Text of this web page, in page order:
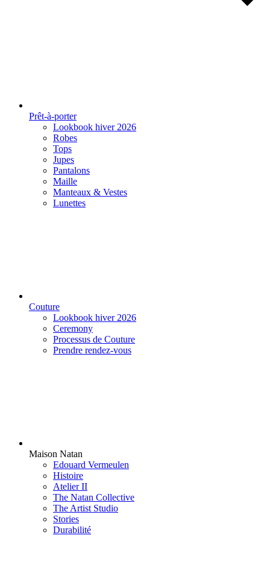
Prêt-à-porter
Lookbook hiver 2026
Robes
Tops
Jupes
Pantalons
Maille
Manteaux & Vestes
Lunettes
Couture
Lookbook hiver 2026
Ceremony
Processus de Couture
Prendre rendez-vous
Maison Natan
Edouard Vermeulen
Histoire
Atelier II
The Natan Collective
The Artist Studio
Stories
Durabilité